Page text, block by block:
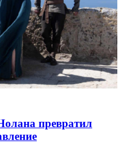
превратил